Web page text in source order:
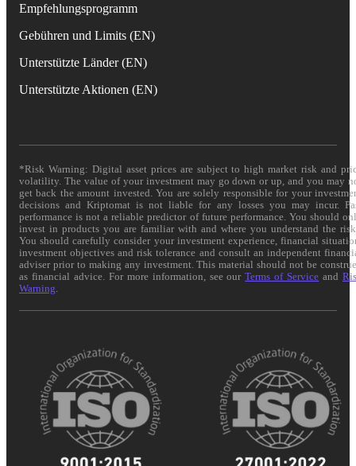
Empfehlungsprogramm
Gebühren und Limits (EN)
Unterstützte Länder (EN)
Unterstützte Aktionen (EN)
*Risk Warning: Digital asset prices are subject to high market risk and
volatility. The value of your investment may go down or up, and you may
get back the amount invested. You are solely responsible for your
decisions and Kriptomat is not liable for any losses you may incur.
performance is not a reliable predictor of future performance. You should
invest in products you are familiar with and where you understand the
You should carefully consider your investment experience, financial
investment objectives and risk tolerance and consult an independent
adviser prior to making any investment. This material should not be
as financial advice. For more information, see ourTerms of Service and
Warning